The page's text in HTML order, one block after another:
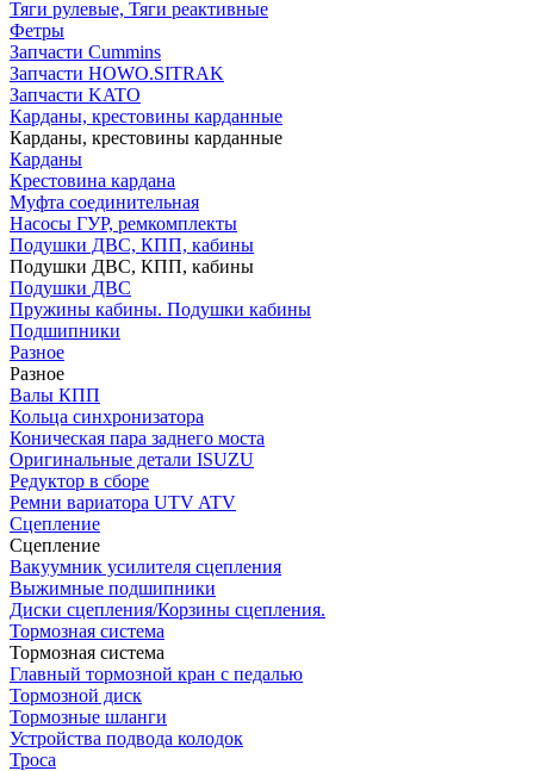
Тяги рулевые, Тяги реактивные
Фетры
Запчасти Cummins
Запчасти HOWO.SITRAK
Запчасти KATO
Карданы, крестовины карданные
Карданы, крестовины карданные
Карданы
Крестовина кардана
Муфта соединительная
Насосы ГУР, ремкомплекты
Подушки ДВС, КПП, кабины
Подушки ДВС, КПП, кабины
Подушки ДВС
Пружины кабины. Подушки кабины
Подшипники
Разное
Разное
Валы КПП
Кольца синхронизатора
Коническая пара заднего моста
Оригинальные детали ISUZU
Редуктор в сборе
Ремни вариатора UTV ATV
Сцепление
Сцепление
Вакуумник усилителя сцепления
Выжимные подшипники
Диски сцепления/Корзины сцепления.
Тормозная система
Тормозная система
Главный тормозной кран с педалью
Тормозной диск
Тормозные шланги
Устройства подвода колодок
Троса